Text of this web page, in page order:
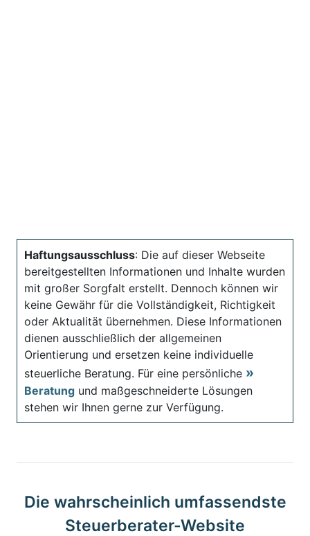
Haftungsausschluss: Die auf dieser Webseite
bereitgestellten Informationen und Inhalte wurden
mit großer Sorgfalt erstellt. Dennoch können wir
keine Gewähr für die Vollständigkeit, Richtigkeit
oder Aktualität übernehmen. Diese Informationen
dienen ausschließlich der allgemeinen
Orientierung und ersetzen keine individuelle
steuerliche Beratung. Für eine persönliche
Beratung und maßgeschneiderte Lösungen
stehen wir Ihnen gerne zur Verfügung.
Die wahrscheinlich umfassendste
Steuerberater-Website